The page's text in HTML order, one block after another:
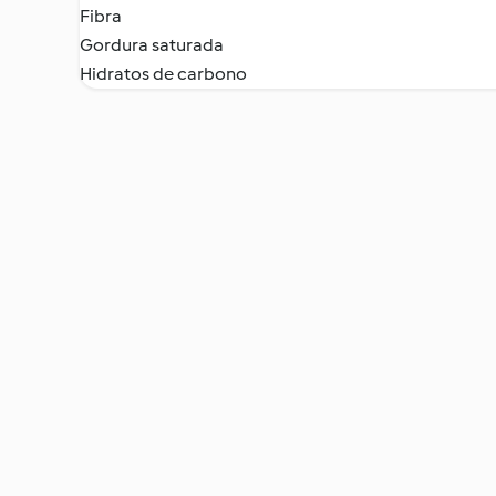
Fibra
Gordura saturada
Hidratos de carbono